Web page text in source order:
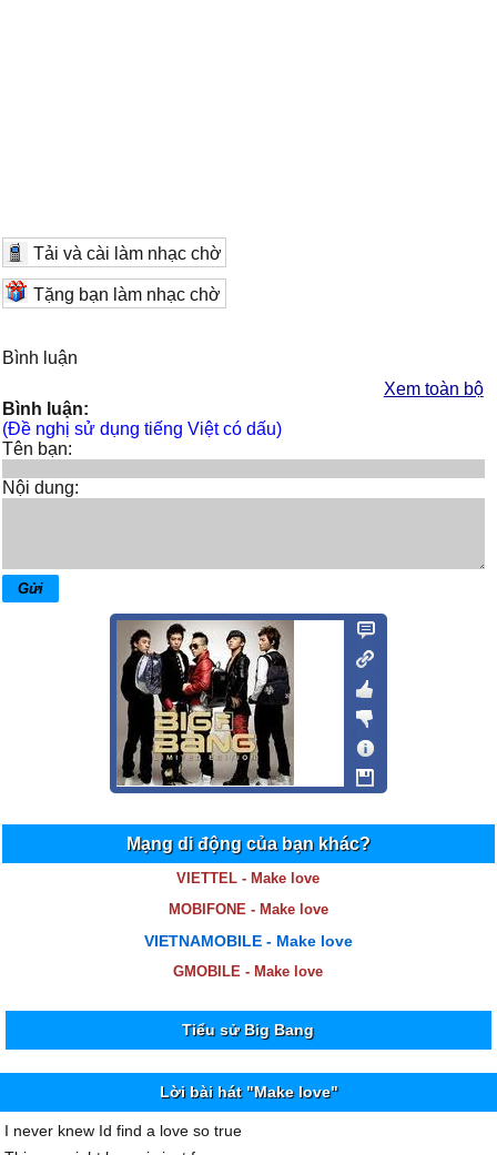
Tải và cài làm nhạc chờ
Tặng bạn làm nhạc chờ
Bình luận
Xem toàn bộ
Bình luận:
(Đề nghị sử dụng tiếng Việt có dấu)
Tên bạn:
Nội dung:
Mạng di động của bạn khác?
VIETTEL - Make love
MOBIFONE - Make love
VIETNAMOBILE - Make love
GMOBILE - Make love
Tiểu sử Big Bang
Lời bài hát "Make love"
I never knew Id find a love so true